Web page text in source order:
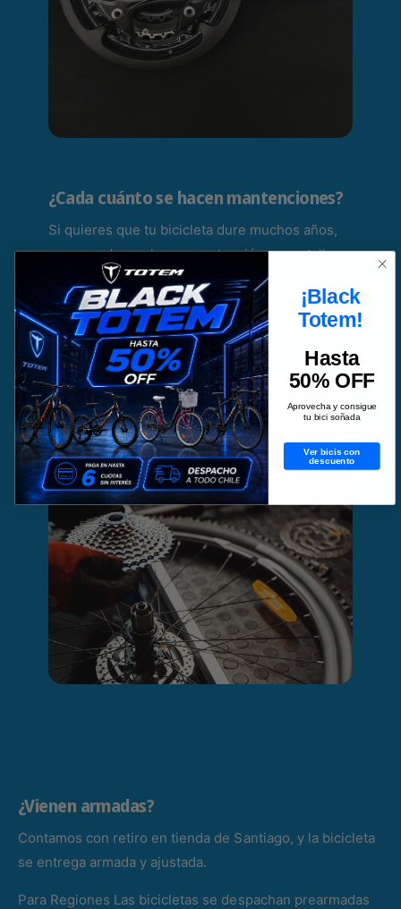
¿Cada cuánto se hacen mantenciones?
Si quieres que tu bicicleta dure muchos años,
recomendamos hacer mantención en un taller
cercano idealmente cada 6 meses. El caso de
las bicicletas urbanas que traen componentes
más simples puede prolongarse más.
¿Vienen armadas?
Contamos con retiro en tienda de Santiago, y la bicicleta
se entrega armada y ajustada.
Para Regiones Las bicicletas se despachan prearmadas
¡Black
Totem!
Hasta
50% OFF
Aprovecha y consigue
tu bici soñada
Ver bicis con
descuento